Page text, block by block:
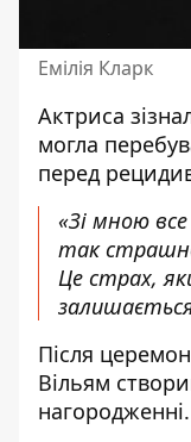
Емілія Кларк
Актриса
могла
перед
«Зі мною
так
Це страх,
Після
Вільям
нагородженні.